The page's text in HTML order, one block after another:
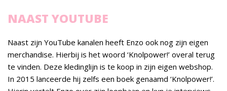
NAAST YOUTUBE
Naast zijn YouTube kanalen heeft Enzo ook nog zijn eigen
merchandise. Hierbij is het woord ‘Knolpower!’ overal terug
te vinden. Deze kledinglijn is te koop in zijn eigen webshop.
In 2015 lanceerde hij zelfs een boek genaamd ‘Knolpower!’.